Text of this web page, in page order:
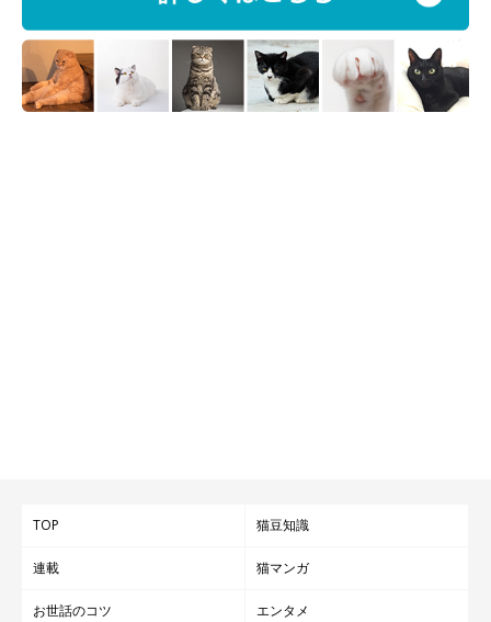
TOP 猫豆知識
連載 猫マンガ
お世話のコツ エンタメ